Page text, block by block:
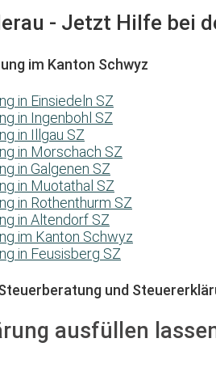
- Jetzt Hilfe bei
im Kanton Schwyz
in Einsiedeln SZ
in Ingenbohl SZ
in Illgau SZ
in Morschach SZ
in Galgenen SZ
in Muotathal SZ
in Rothenthurm SZ
in Altendorf SZ
im Kanton Schwyz
in Feusisberg SZ
und
ausfüllen